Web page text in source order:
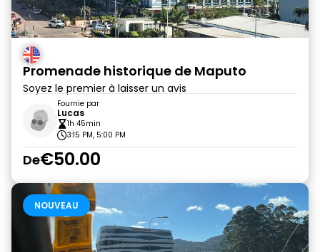
Promenade historique de Maputo
Soyez le premier à laisser un avis
Fournie par
Lucas
1h 45min
3:15 PM, 5:00 PM
De€50.00
NOUVEAU